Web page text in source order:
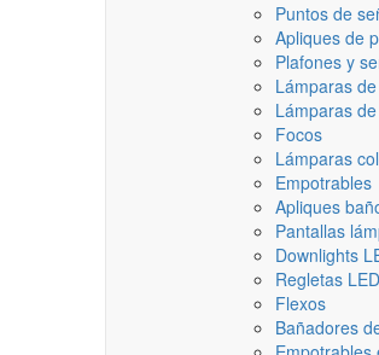
Puntos de
Apliques de
Plafones y
Lámparas
Lámparas
Focos
Lámparas
Empotrables
Apliques
Pantallas
Downlights
Regletas
Flexos
Bañadores